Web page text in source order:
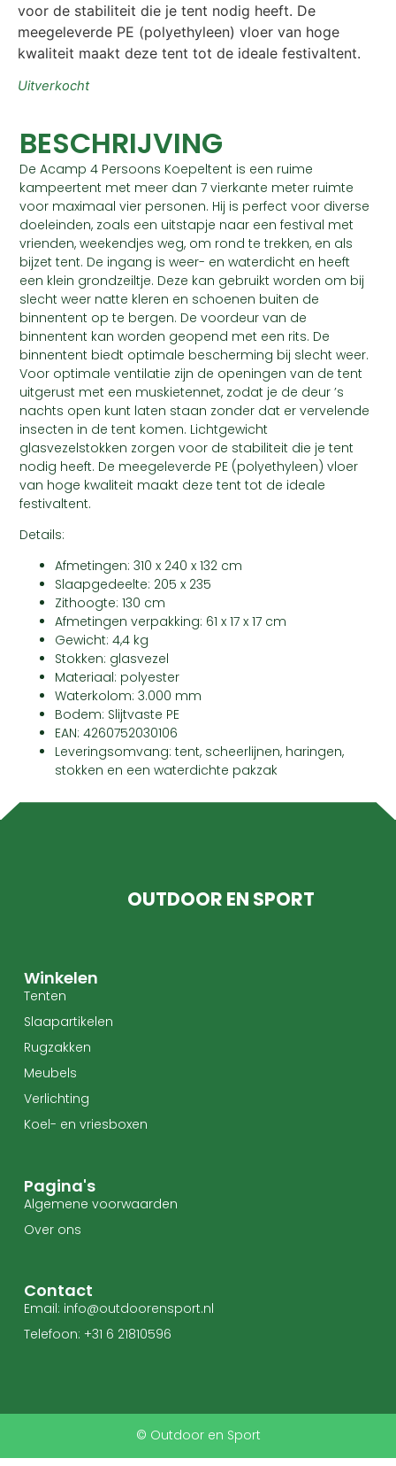
voor de stabiliteit die je tent nodig heeft. De
meegeleverde PE (polyethyleen) vloer van hoge
kwaliteit maakt deze tent tot de ideale festivaltent.
Uitverkocht
BESCHRIJVING
De Acamp 4 Persoons Koepeltent is een ruime
kampeertent met meer dan 7 vierkante meter ruimte
voor maximaal vier personen. Hij is perfect voor diverse
doeleinden, zoals een uitstapje naar een festival met
vrienden, weekendjes weg, om rond te trekken, en als
bijzet tent. De ingang is weer- en waterdicht en heeft
een klein grondzeiltje. Deze kan gebruikt worden om bij
slecht weer natte kleren en schoenen buiten de
binnentent op te bergen. De voordeur van de
binnentent kan worden geopend met een rits. De
binnentent biedt optimale bescherming bij slecht weer.
Voor optimale ventilatie zijn de openingen van de tent
uitgerust met een muskietennet, zodat je de deur ’s
nachts open kunt laten staan zonder dat er vervelende
insecten in de tent komen. Lichtgewicht
glasvezelstokken zorgen voor de stabiliteit die je tent
nodig heeft. De meegeleverde PE (polyethyleen) vloer
van hoge kwaliteit maakt deze tent tot de ideale
festivaltent.
Details:
Afmetingen: 310 x 240 x 132 cm
Slaapgedeelte: 205 x 235
Zithoogte: 130 cm
Afmetingen verpakking: 61 x 17 x 17 cm
Gewicht: 4,4 kg
Stokken: glasvezel
Materiaal: polyester
Waterkolom: 3.000 mm
Bodem: Slijtvaste PE
EAN: 4260752030106
Leveringsomvang: tent, scheerlijnen, haringen,
stokken en een waterdichte pakzak
OUTDOOR EN SPORT
Winkelen
Tenten
Slaapartikelen
Rugzakken
Meubels
Verlichting
Koel- en vriesboxen
Pagina's
Algemene voorwaarden
Over ons
Contact
Email: info@outdoorensport.nl
Telefoon: +31 6 21810596
© Outdoor en Sport